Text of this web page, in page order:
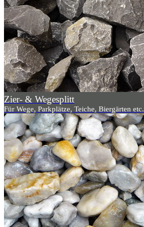
Zier- & Wegesplitt
Für Wege, Parkplätze, Teiche, Biergärten etc.